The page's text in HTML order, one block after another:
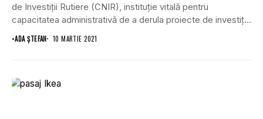
de Investiţii Rutiere (CNIR), instituţie vitală pentru
capacitatea administrativă de a derula proiecte de investiţii
•ADA ȘTEFAN 10 MARTIE 2021